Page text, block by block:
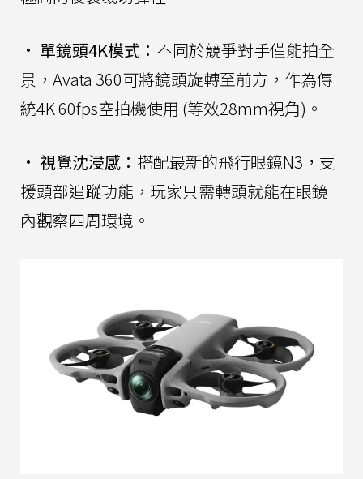
• 單鏡頭4K模式： 不同於競爭對手僅能拍全
景，Avata 360可將鏡頭旋轉至前方，作為傳
統4K 60fps空拍機使用 (等效28mm視角)。
• 視覺沈浸感： 搭配最新的飛行眼鏡N3，支
援頭部追蹤功能，玩家只需轉頭就能在眼鏡
內觀察四周環境。